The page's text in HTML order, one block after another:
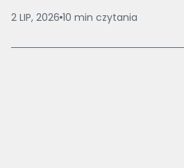
2 LIP, 2026 10 min czytania